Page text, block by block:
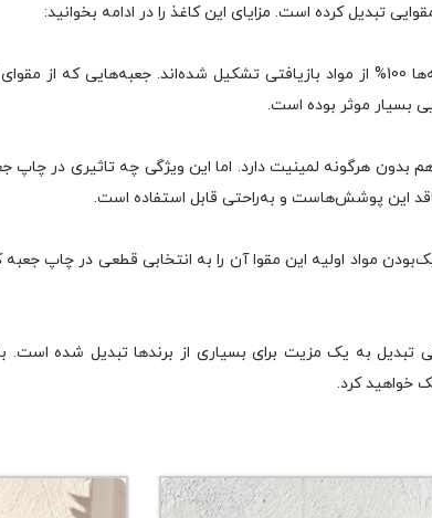
تبدیل کرده است. مزایای این کاغذ را در ادامه بخوانید:
چاپ جعبه کرافت به‌دلیل قابلیت بازیافت، از تیراژ بالایی برخوردار است. این جعبه‌ها 100% از مواد
بسیار موثر بوده است.
هرگونه لمینیت دارد. اما این ویژگی چه تاثیری در چاپ
این پوشش‌هاست و به‌راحتی قابل استفاده است.
مواد اولیه این مقوا آن را به‌ انتخابی قطعی در چاپ
به یک مزیت برای بسیاری از برندها تبدیل شده است.
خواهید کرد.